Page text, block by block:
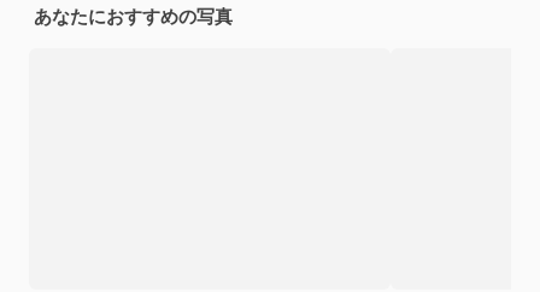
あなたにおすすめの写真